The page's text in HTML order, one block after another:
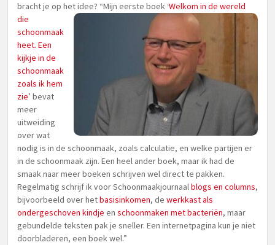
bracht je op het idee? “Mijn eerste boek ‘Welkom in de wereld
die
schoonmaak
heet. Een
kijkje in de
schoonmaak
zoals ik hem
zie’ bevat
meer
uitweiding
over wat
nodig is in de schoonmaak, zoals calculatie, en welke partijen er
in de schoonmaak zijn. Een heel ander boek, maar ik had de
smaak naar meer boeken schrijven wel direct te pakken.
Regelmatig schrijf ik voor Schoonmaakjournaalblogs en columns,
bijvoorbeeld over hetbasisinkomen, de werkkast als
ondergeschoven kindje en schoonmaken met bacteriën, maar
gebundelde teksten pak je sneller. Een internetpagina kun je niet
doorbladeren, een boek wel.”